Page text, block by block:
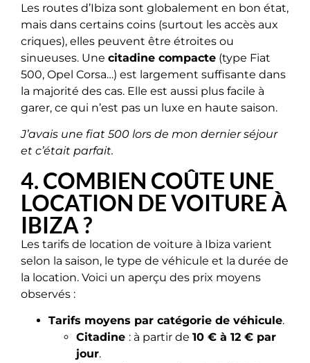
Les routes d’Ibiza sont globalement en bon état,
mais dans certains coins (surtout les accès aux
criques), elles peuvent être étroites ou
sinueuses. Une citadine compacte (type Fiat
500, Opel Corsa…) est largement suffisante dans
la majorité des cas. Elle est aussi plus facile à
garer, ce qui n’est pas un luxe en haute saison.
J’avais une fiat 500 lors de mon dernier séjour
et c’était parfait.
4. COMBIEN COÛTE UNE
LOCATION DE VOITURE À
IBIZA ?
Les tarifs de location de voiture à Ibiza varient
selon la saison, le type de véhicule et la durée de
la location. Voici un aperçu des prix moyens
observés :
Tarifs moyens par catégorie de véhicule.
Citadine : à partir de 10 € à 12 € par
jour.